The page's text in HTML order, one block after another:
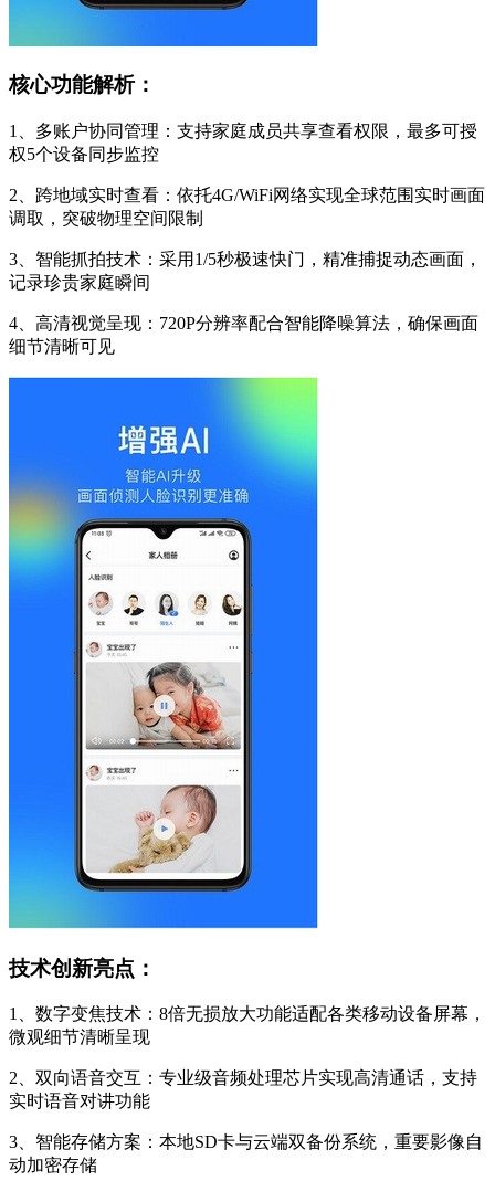
核心功能解析：
1、多账户协同管理：支持家庭成员共享查看权限，最多可授
权5个设备同步监控
2、跨地域实时查看：依托4G/WiFi网络实现全球范围实时画面
调取，突破物理空间限制
3、智能抓拍技术：采用1/5秒极速快门，精准捕捉动态画面，
记录珍贵家庭瞬间
4、高清视觉呈现：720P分辨率配合智能降噪算法，确保画面
细节清晰可见
技术创新亮点：
1、数字变焦技术：8倍无损放大功能适配各类移动设备屏幕，
微观细节清晰呈现
2、双向语音交互：专业级音频处理芯片实现高清通话，支持
实时语音对讲功能
3、智能存储方案：本地SD卡与云端双备份系统，重要影像自
动加密存储